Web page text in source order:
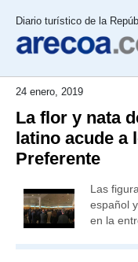
Diario turístico de la
24 enero, 2019
La flor y nata
latino acude a
Preferente
Las
español
en la